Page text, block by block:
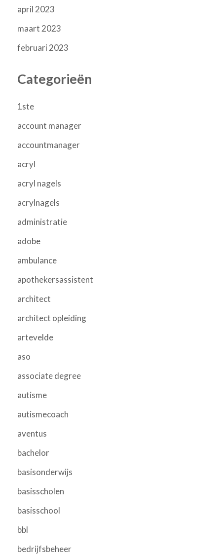
april 2023
maart 2023
februari 2023
Categorieën
1ste
account manager
accountmanager
acryl
acryl nagels
acrylnagels
administratie
adobe
ambulance
apothekersassistent
architect
architect opleiding
artevelde
aso
associate degree
autisme
autismecoach
aventus
bachelor
basisonderwijs
basisscholen
basisschool
bbl
bedrijfsbeheer